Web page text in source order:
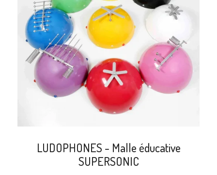
search
LUDOPHONES - Malle éducative
SUPERSONIC